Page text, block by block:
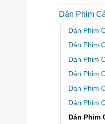
Dán Phim
Dán Phim
Dán Phim
Dán Phim
Dán Phim
Dán Phim
Dán Phim
Dán Phim